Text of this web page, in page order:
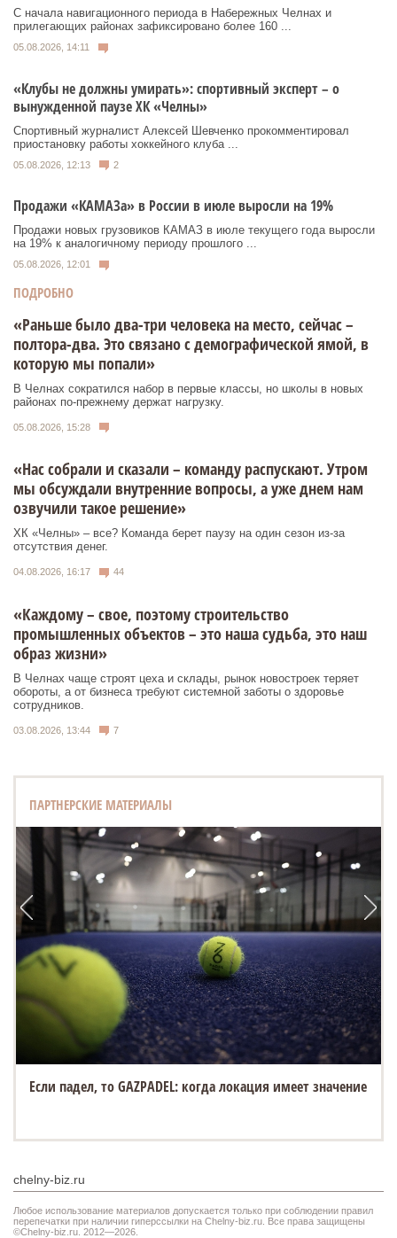
С начала навигационного периода в Набережных Челнах и
прилегающих районах зафиксировано более 160 ...
05.08.2026, 14:11
«Клубы не должны умирать»: спортивный эксперт – о
вынужденной паузе ХК «Челны»
Спортивный журналист Алексей Шевченко прокомментировал
приостановку работы хоккейного клуба ...
05.08.2026, 12:13 2
Продажи «КАМАЗа» в России в июле выросли на 19%
Продажи новых грузовиков КАМАЗ в июле текущего года выросли
на 19% к аналогичному периоду прошлого ...
05.08.2026, 12:01
ПОДРОБНО
«Раньше было два-три человека на место, сейчас –
полтора-два. Это связано с демографической ямой, в
которую мы попали»
В Челнах сократился набор в первые классы, но школы в новых
районах по-прежнему держат нагрузку.
05.08.2026, 15:28
«Нас собрали и сказали – команду распускают. Утром
мы обсуждали внутренние вопросы, а уже днем нам
озвучили такое решение»
ХК «Челны» – все? Команда берет паузу на один сезон из-за
отсутствия денег.
04.08.2026, 16:17 44
«Каждому – свое, поэтому строительство
промышленных объектов – это наша судьба, это наш
образ жизни»
В Челнах чаще строят цеха и склады, рынок новостроек теряет
обороты, а от бизнеса требуют системной заботы о здоровье
сотрудников.
03.08.2026, 13:44 7
ПАРТНЕРСКИЕ МАТЕРИАЛЫ
Если падел, то GAZPADEL: когда локация имеет значение
chelny-biz.ru
Любое использование материалов допускается только при соблюдении правил
перепечатки при наличии гиперссылки на Chelny-biz.ru. Все права защищены
©Chelny-biz.ru. 2012—2026.